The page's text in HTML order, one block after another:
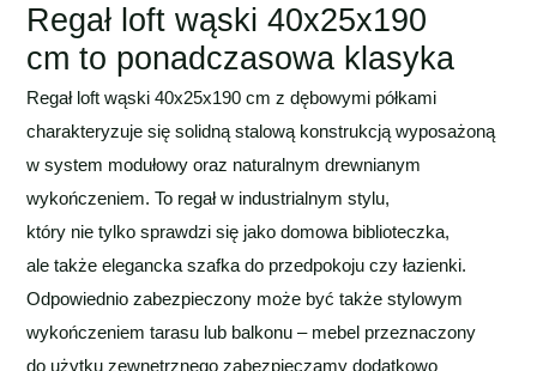
Regał loft wąski 40x25x190
cm to ponadczasowa klasyka
Regał loft wąski 40x25x190 cm z dębowymi półkami
charakteryzuje się solidną stalową konstrukcją wyposażoną
w system modułowy oraz naturalnym drewnianym
wykończeniem. To regał w industrialnym stylu,
który nie tylko sprawdzi się jako domowa biblioteczka,
ale także elegancka szafka do przedpokoju czy łazienki.
Odpowiednio zabezpieczony może być także stylowym
wykończeniem tarasu lub balkonu – mebel przeznaczony
do użytku zewnętrznego zabezpieczamy dodatkowo